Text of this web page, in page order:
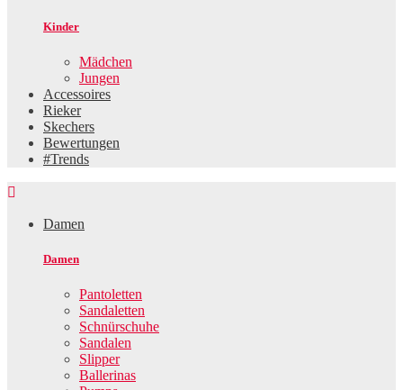
Kinder
Mädchen
Jungen
Accessoires
Rieker
Skechers
Bewertungen
#Trends

Damen
Damen
Pantoletten
Sandaletten
Schnürschuhe
Sandalen
Slipper
Ballerinas